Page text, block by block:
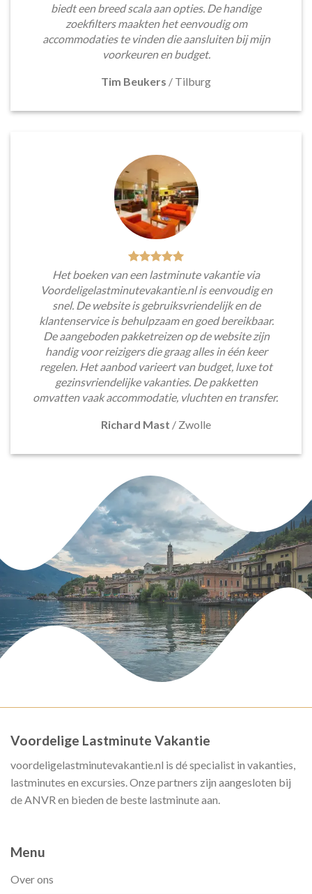
biedt een breed scala aan opties. De handige
zoekfilters maakten het eenvoudig om
accommodaties te vinden die aansluiten bij mijn
voorkeuren en budget.
Tim Beukers / Tilburg
Het boeken van een lastminute vakantie via
Voordeligelastminutevakantie.nl is eenvoudig en
snel. De website is gebruiksvriendelijk en de
klantenservice is behulpzaam en goed bereikbaar.
De aangeboden pakketreizen op de website zijn
handig voor reizigers die graag alles in één keer
regelen. Het aanbod varieert van budget, luxe tot
gezinsvriendelijke vakanties. De pakketten
omvatten vaak accommodatie, vluchten en transfer.
Richard Mast / Zwolle
Voordelige Lastminute Vakantie
voordeligelastminutevakantie.nl is dé specialist in vakanties,
lastminutes en excursies. Onze partners zijn aangesloten bij
de ANVR en bieden de beste lastminute aan.
Menu
Over ons